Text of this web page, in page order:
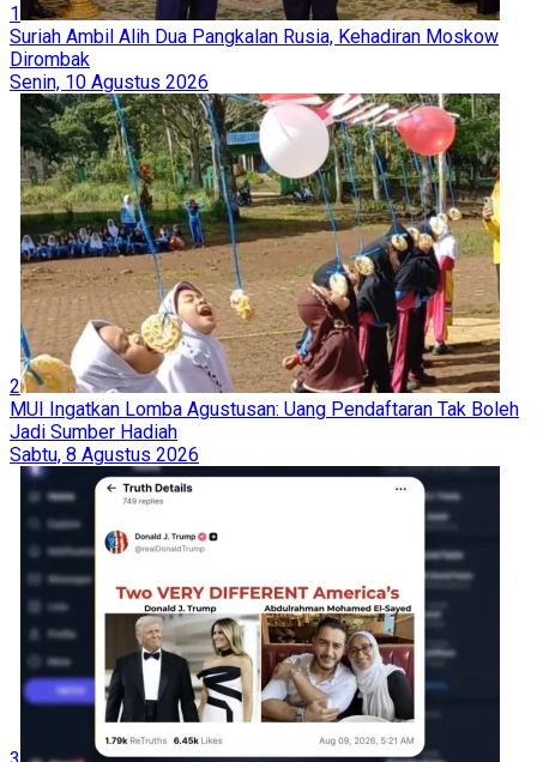
1
Suriah Ambil Alih Dua Pangkalan Rusia, Kehadiran Moskow
Dirombak
Senin, 10 Agustus 2026
2
MUI Ingatkan Lomba Agustusan: Uang Pendaftaran Tak Boleh
Jadi Sumber Hadiah
Sabtu, 8 Agustus 2026